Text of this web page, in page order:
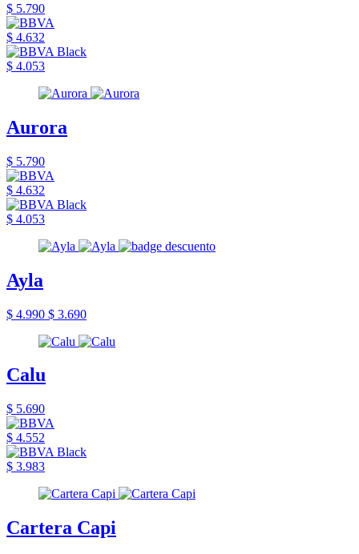
$ 5.790
$ 4.632
$ 4.053
Aurora
$ 5.790
$ 4.632
$ 4.053
Ayla
$ 4.990 $ 3.690
Calu
$ 5.690
$ 4.552
$ 3.983
Cartera Capi